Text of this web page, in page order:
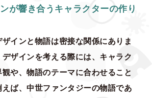
が響き合うキャラクターの作り
インと物語は密接な関係にありま
ザインを考える際には、キャラク
や、物語のテーマに合わせること
ば、中世ファンタジーの物語であ